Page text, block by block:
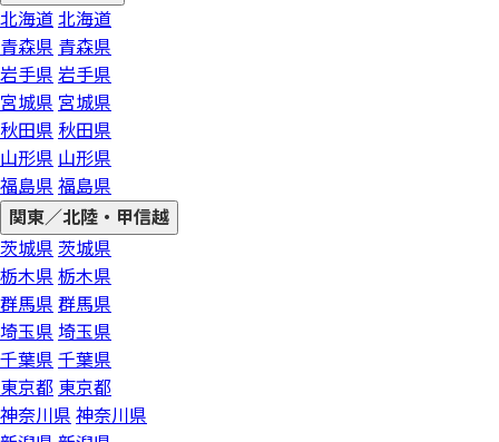
北海道 北海道
青森県 青森県
岩手県 岩手県
宮城県 宮城県
秋田県 秋田県
山形県 山形県
福島県 福島県
関東／北陸・甲信越
茨城県 茨城県
栃木県 栃木県
群馬県 群馬県
埼玉県 埼玉県
千葉県 千葉県
東京都 東京都
神奈川県 神奈川県